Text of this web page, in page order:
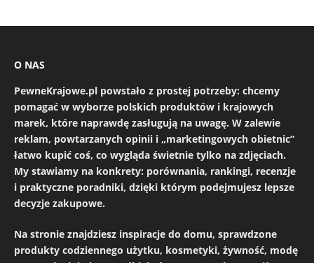
O NAS
PewneKrajowe.pl powstało z prostej potrzeby: chcemy
pomagać w wyborze polskich produktów i krajowych
marek, które naprawdę zasługują na uwagę. W zalewie
reklam, powtarzanych opinii i „marketingowych obietnic”
łatwo kupić coś, co wygląda świetnie tylko na zdjęciach.
My stawiamy na konkrety: porównania, rankingi, recenzje
i praktyczne poradniki, dzięki którym podejmujesz lepsze
decyzje zakupowe.
Na stronie znajdziesz inspiracje do domu, sprawdzone
produkty codziennego użytku, kosmetyki, żywność, modę